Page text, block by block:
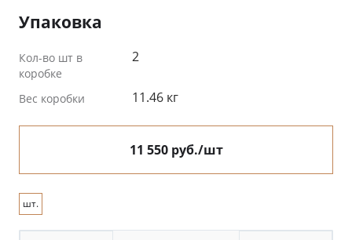
Упаковка
Кол-во шт в
коробке
2
Вес коробки 11.46 кг
11 550 руб./шт
шт.